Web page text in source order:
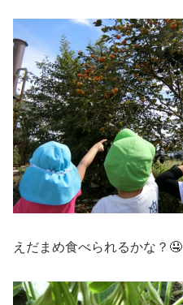
えだまめ食べられるかな？🤤